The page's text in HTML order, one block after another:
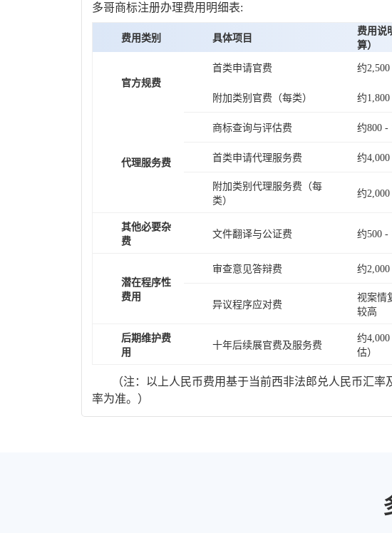
多哥商标注册办理费用明细表:
费用类别 具体项目
费用说
算）
官方规费
首类申请官费
约
附加类别官费（每类）
约
代理服务费
商标查询与评估费 约800 -
首类申请代理服务费 约
附加类别代理服务费（每
类）
约
其他必要杂
费
文件翻译与公证费 约500 -
潜在程序性
费用
审查意见答辩费
约
异议程序应对费
视案情
较高
后期维护费
用
十年后续展官费及服务费
约
估）
（注：以上人民币费用基于当前西非法郎兑人民币汇率
率为准。）